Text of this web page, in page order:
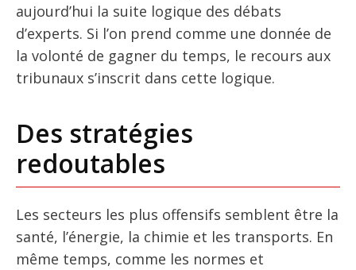
aujourd’hui la suite logique des débats
d’experts. Si l’on prend comme une donnée de
la volonté de gagner du temps, le recours aux
tribunaux s’inscrit dans cette logique.
Des stratégies
redoutables
Les secteurs les plus offensifs semblent être la
santé, l’énergie, la chimie et les transports. En
même temps, comme les normes et